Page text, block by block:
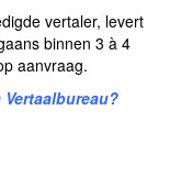
vertaler, levert
binnen 3 à 4
aanvraag.